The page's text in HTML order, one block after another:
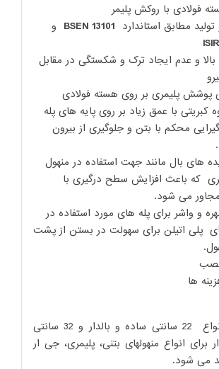
فولادی با روکش پلیمر
مطابق استاندارد BSEN 13101 و
بالا و عدم ایجاد ترک و شکستگی در مقابل
پوشش پلیمری بر روی هسته فولادی
کبریتی با عمق زیاد بر روی پایه های پله
محکم با بتن و جلوگیری از بیرون
های بال مانند جهت استفاده در منهول
که باعث افزایش سطح درگیری با
می شود.
و واشر برای پله های مورد استفاده در
پلی اتیلن برای سهولت در بستن از پشت
ها
پله منهول در انواع 22 سانتی ساده و بالدار و 32 سانتی
برای انواع منهولهای بتنی، پلیمری، جی ار
می شود.